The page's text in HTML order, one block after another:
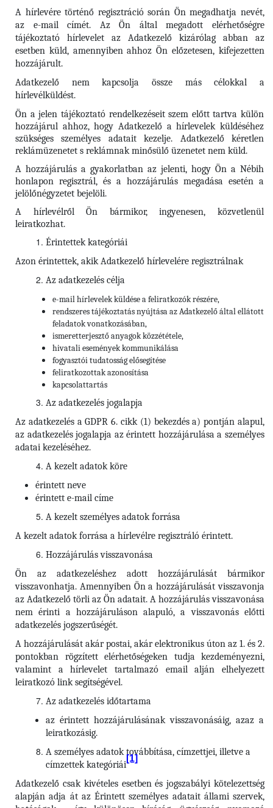
A hírlevére történő regisztráció során Ön megadhatja nevét,
az e-mail címét. Az Ön által megadott elérhetőségre
tájékoztató hírlevelet az Adatkezelő kizárólag abban az
esetben küld, amennyiben ahhoz Ön előzetesen, kifejezetten
hozzájárult.
Adatkezelő nem kapcsolja össze más célokkal a
hírlevélküldést.
Ön a jelen tájékoztató rendelkezéseit szem előtt tartva külön
hozzájárul ahhoz, hogy Adatkezelő a hírlevelek küldéséhez
szükséges személyes adatait kezelje. Adatkezelő kéretlen
reklámüzenetet s reklámnak minősülő üzenetet nem küld.
A hozzájárulás a gyakorlatban az jelenti, hogy Ön a Nébih
honlapon regisztrál, és a hozzájárulás megadása esetén a
jelölőnégyzetet bejelöli.
A hírlevélről Ön bármikor, ingyenesen, közvetlenül
leiratkozhat.
Érintettek kategóriái
Azon érintettek, akik Adatkezelő hírlevelére regisztrálnak
Az adatkezelés célja
e-mail hírlevelek küldése a feliratkozók részére,
rendszeres tájékoztatás nyújtása az Adatkezelő által ellátott
feladatok vonatkozásában,
ismeretterjesztő anyagok közzététele,
hivatali események kommunikálása
fogyasztói tudatosság elősegítése
feliratkozottak azonosítása
kapcsolattartás
Az adatkezelés jogalapja
Az adatkezelés a GDPR 6. cikk (1) bekezdés a) pontján alapul,
az adatkezelés jogalapja az érintett hozzájárulása a személyes
adatai kezeléséhez.
A kezelt adatok köre
érintett neve
érintett e-mail címe
A kezelt személyes adatok forrása
A kezelt adatok forrása a hírlevélre regisztráló érintett.
Hozzájárulás visszavonása
Ön az adatkezeléshez adott hozzájárulását bármikor
visszavonhatja. Amennyiben Ön a hozzájárulását visszavonja
az Adatkezelő törli az Ön adatait. A hozzájárulás visszavonása
nem érinti a hozzájáruláson alapuló, a visszavonás előtti
adatkezelés jogszerűségét.
A hozzájárulását akár postai, akár elektronikus úton az 1. és 2.
pontokban rögzített elérhetőségeken tudja kezdeményezni,
valamint a hírlevelet tartalmazó email alján elhelyezett
leiratkozó link segítségével.
Az adatkezelés időtartama
az érintett hozzájárulásának visszavonásáig, azaz a
leiratkozásig.
A személyes adatok továbbítása, címzettjei, illetve a
címzettek kategóriái
[1]
Adatkezelő csak kivételes esetben és jogszabályi kötelezettség
alapján adja át az Érintett személyes adatait állami szervek,